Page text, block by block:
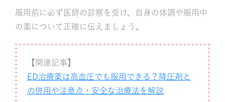
服用前に必ず医師の診察を受け、自身の体調や服用中
の薬について正確に伝えましょう。
【関連記事】
ED治療薬は高血圧でも服用できる？降圧剤と
の併用や注意点・安全な治療法を解説